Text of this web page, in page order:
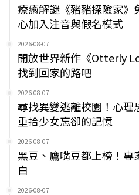
療癒解謎《豬豬探險家
心加入注音與假名模式
2026-08-07
開放世界新作《Otterly
找到回家的路吧
2026-08-07
尋找異變逃離校園！心理
重拾少女忘卻的記憶
2026-08-07
黑豆、鷹嘴豆都上榜！
白
2026-08-07